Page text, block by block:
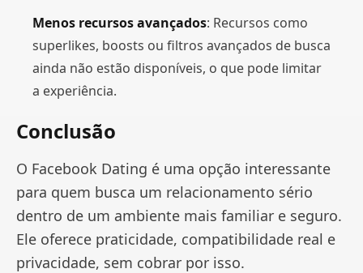
Menos recursos avançados: Recursos como
superlikes, boosts ou filtros avançados de busca
ainda não estão disponíveis, o que pode limitar
a experiência.
Conclusão
O Facebook Dating é uma opção interessante
para quem busca um relacionamento sério
dentro de um ambiente mais familiar e seguro.
Ele oferece praticidade, compatibilidade real e
privacidade, sem cobrar por isso.